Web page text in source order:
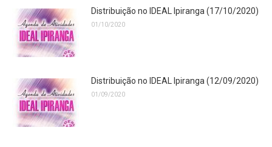
Distribuição no IDEAL Ipiranga (17/10/2020)
01/10/2020
Distribuição no IDEAL Ipiranga (12/09/2020)
01/09/2020